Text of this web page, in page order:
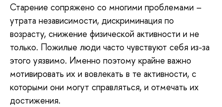
Старение сопряжено со многими проблемами –
утрата независимости, дискриминация по
возрасту, снижение физической активности и не
только. Пожилые люди часто чувствуют себя из-за
этого уязвимо. Именно поэтому крайне важно
мотивировать их и вовлекать в те активности, с
которыми они могут справляться, и отмечать их
достижения.